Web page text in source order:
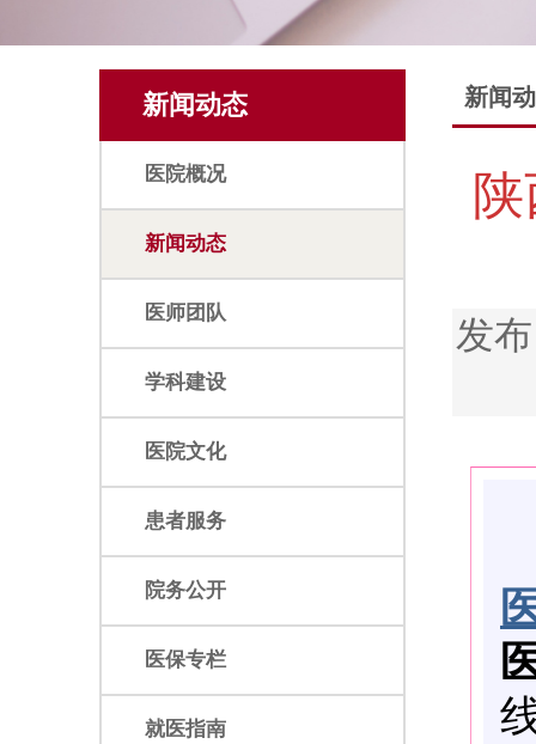
新闻动态
医院概况
新闻动态
医师团队
学科建设
医院文化
患者服务
院务公开
医保专栏
就医指南
新闻
发